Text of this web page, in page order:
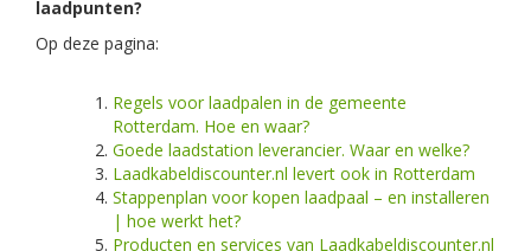
laadpunten?
Op deze pagina:
Regels voor laadpalen in de gemeente
Rotterdam. Hoe en waar?
Goede laadstation leverancier. Waar en welke?
Laadkabeldiscounter.nl levert ook in Rotterdam
Stappenplan voor kopen laadpaal – en installeren
| hoe werkt het?
Producten en services van Laadkabeldiscounter.nl